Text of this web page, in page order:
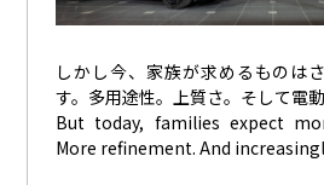
しかし今、家族が求めるものは
す。多用途性。上質さ。そして電動
But today, families expect
More refinement. And